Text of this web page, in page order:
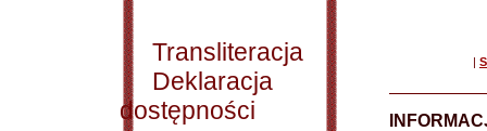
Transliteracja
Deklaracja
dostępności
|